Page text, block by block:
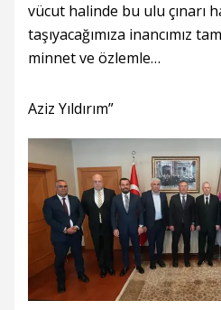
vücut halinde bu ulu çınarı
taşıyacağımıza inancımız
minnet ve özlemle…
Aziz Yıldırım”